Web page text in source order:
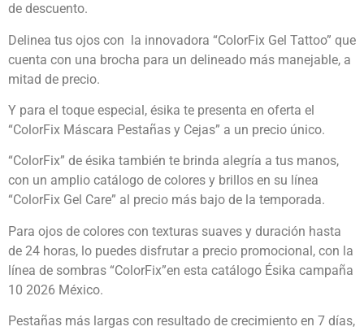
de descuento.
Delinea tus ojos con la innovadora “ColorFix Gel Tattoo” que
cuenta con una brocha para un delineado más manejable, a
mitad de precio.
Y para el toque especial, ésika te presenta en oferta el
“ColorFix Máscara Pestañas y Cejas” a un precio único.
“ColorFix” de ésika también te brinda alegría a tus manos,
con un amplio catálogo de colores y brillos en su línea
“ColorFix Gel Care” al precio más bajo de la temporada.
Para ojos de colores con texturas suaves y duración hasta
de 24 horas, lo puedes disfrutar a precio promocional, con la
línea de sombras “ColorFix”en esta catálogo Ésika campaña
10 2026 México.
Pestañas más largas con resultado de crecimiento en 7 días,